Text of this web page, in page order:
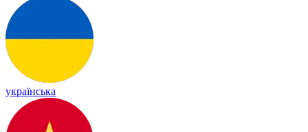
українська